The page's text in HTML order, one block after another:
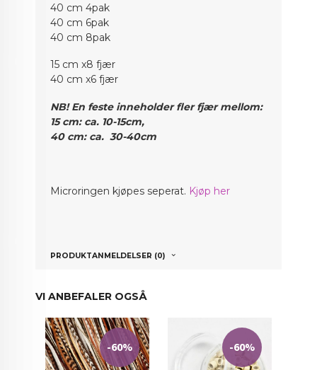
40 cm 4pak
40 cm 6pak
40 cm 8pak
15 cm x8 fjær
40 cm x6 fjær
NB! En feste inneholder fler fjær mellom:
15 cm: ca. 10-15cm,
40 cm: ca. 30-40cm
Microringen kjøpes seperat. Kjøp her
PRODUKTANMELDELSER (0)
VI ANBEFALER OGSÅ
-60% -60%